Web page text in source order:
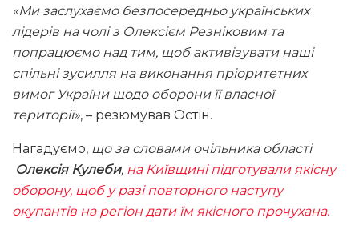
«Ми заслухаємо безпосередньо українських
лідерів на чолі з Олексієм Резніковим та
попрацюємо над тим, щоб активізувати наші
спільні зусилля на виконання пріоритетних
вимог України щодо оборони її власної
території», – резюмував Остін.
Нагадуємо, що за словами очільника області
Олексія Кулеби, на Київщині підготували якісну
оборону, щоб у разі повторного наступу
окупантів на регіон дати їм якісного прочухана.